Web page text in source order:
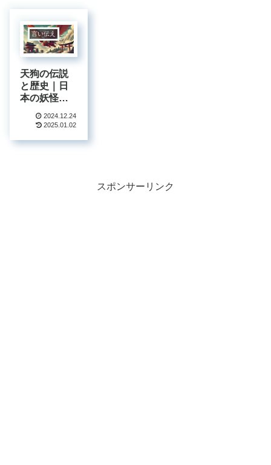
言い伝え
天狗の伝説
と歴史｜日
本の妖怪文
化を探る完
全ガイド
版】
2024.12.24
2025.01.02
スポンサーリンク